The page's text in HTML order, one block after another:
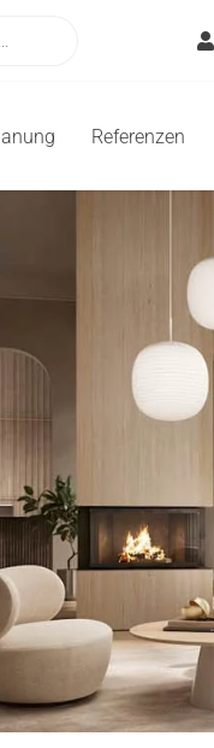
Referenzen